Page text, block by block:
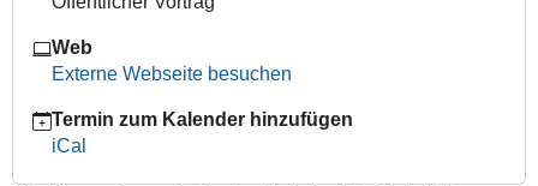
Neureglungen
des
GEAS
(Prof.
Web
Externe Webseite besuchen
Termin zum Kalender hinzufügen
iCal